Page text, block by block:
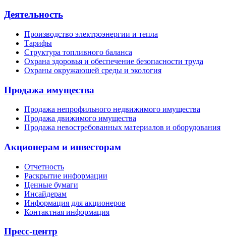
Деятельность
Производство электроэнергии и тепла
Тарифы
Структура топливного баланса
Охрана здоровья и обеспечение безопасности труда
Охраны окружающей среды и экология
Продажа имущества
Продажа непрофильного недвижимого имущества
Продажа движимого имущества
Продажа невостребованных материалов и оборудования
Акционерам и инвесторам
Отчетность
Раскрытие информации
Ценные бумаги
Инсайдерам
Информация для акционеров
Контактная информация
Пресс-центр